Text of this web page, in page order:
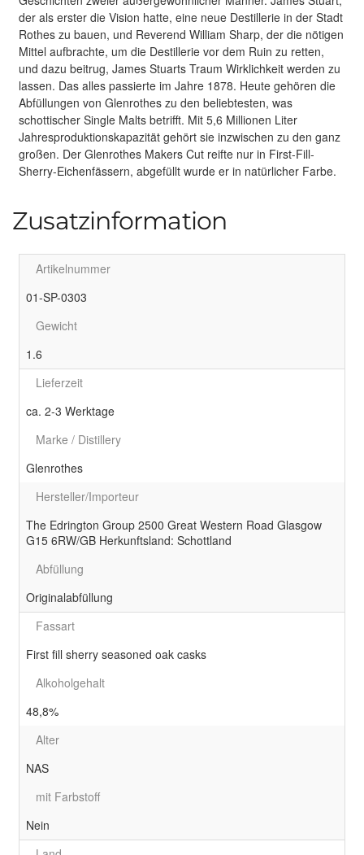
der als erster die Vision hatte, eine neue Destillerie in der Stadt
Rothes zu bauen, und Reverend William Sharp, der die nötigen
Mittel aufbrachte, um die Destillerie vor dem Ruin zu retten,
und dazu beitrug, James Stuarts Traum Wirklichkeit werden zu
lassen. Das alles passierte im Jahre 1878. Heute gehören die
Abfüllungen von Glenrothes zu den beliebtesten, was
schottischer Single Malts betrifft. Mit 5,6 Millionen Liter
Jahresproduktionskapazität gehört sie inzwischen zu den ganz
großen. Der Glenrothes Makers Cut reifte nur in First-Fill-
Sherry-Eichenfässern, abgefüllt wurde er in natürlicher Farbe.
Zusatzinformation
Artikelnummer
01-SP-0303
Gewicht
1.6
Lieferzeit
ca. 2-3 Werktage
Marke / Distillery
Glenrothes
Hersteller/Importeur
The Edrington Group 2500 Great Western Road Glasgow
G15 6RW/GB Herkunftsland: Schottland
Abfüllung
Originalabfüllung
Fassart
First fill sherry seasoned oak casks
Alkoholgehalt
48,8%
Alter
NAS
mit Farbstoff
Nein